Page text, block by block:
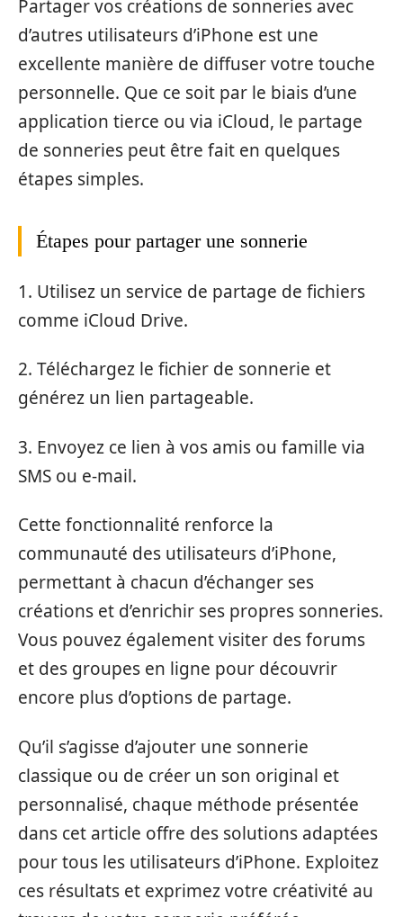
Partager vos créations de sonneries avec
d’autres utilisateurs d’iPhone est une
excellente manière de diffuser votre touche
personnelle. Que ce soit par le biais d’une
application tierce ou via iCloud, le partage
de sonneries peut être fait en quelques
étapes simples.
Étapes pour partager une sonnerie
1. Utilisez un service de partage de fichiers
comme iCloud Drive.
2. Téléchargez le fichier de sonnerie et
générez un lien partageable.
3. Envoyez ce lien à vos amis ou famille via
SMS ou e-mail.
Cette fonctionnalité renforce la
communauté des utilisateurs d’iPhone,
permettant à chacun d’échanger ses
créations et d’enrichir ses propres sonneries.
Vous pouvez également visiter des forums
et des groupes en ligne pour découvrir
encore plus d’options de partage.
Qu’il s’agisse d’ajouter une sonnerie
classique ou de créer un son original et
personnalisé, chaque méthode présentée
dans cet article offre des solutions adaptées
pour tous les utilisateurs d’iPhone. Exploitez
ces résultats et exprimez votre créativité au